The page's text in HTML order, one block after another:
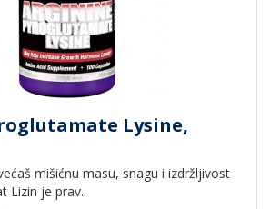
Lysine,
mišićnu masu, snagu i izdržljivost
Lizin je prav..